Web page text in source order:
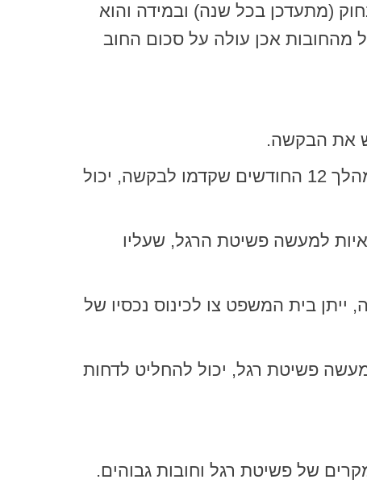
(מתעדכן בכל שנה) ובמידה והוא
מהחובות אכן עולה על סכום החוב
את הבקשה.
אם לחייב יש זיקה לישראל, בין אם הוא חי בישראל ובין אם שיש לו זיקה אליה לפחות במהלך 12 החודשים שקדמו לבקשה, יכול
למעשה פשיטת הרגל, שעליו
בית המשפט צו לכינוס נכסיו של
פשיטת רגל, יכול להחליט לדחות
של פשיטת רגל וחובות גבוהים.